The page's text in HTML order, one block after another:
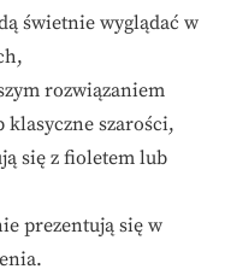
świetnie wyglądać w
rozwiązaniem
klasyczne szarości,
się z fioletem lub
prezentują się w